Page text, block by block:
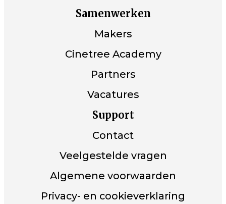
Samenwerken
Makers
Cinetree Academy
Partners
Vacatures
Support
Contact
Veelgestelde vragen
Algemene voorwaarden
Privacy- en cookieverklaring